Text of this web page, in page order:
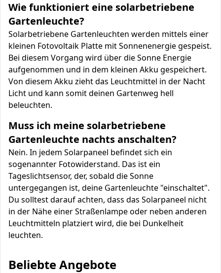
Wie funktioniert eine solarbetriebene
Gartenleuchte?
Solarbetriebene Gartenleuchten werden mittels einer
kleinen Fotovoltaik Platte mit Sonnenenergie gespeist.
Bei diesem Vorgang wird über die Sonne Energie
aufgenommen und in dem kleinen Akku gespeichert.
Von diesem Akku zieht das Leuchtmittel in der Nacht
Licht und kann somit deinen Gartenweg hell
beleuchten.
Muss ich meine solarbetriebene
Gartenleuchte nachts anschalten?
Nein. In jedem Solarpaneel befindet sich ein
sogenannter Fotowiderstand. Das ist ein
Tageslichtsensor, der, sobald die Sonne
untergegangen ist, deine Gartenleuchte "einschaltet".
Du solltest darauf achten, dass das Solarpaneel nicht
in der Nähe einer Straßenlampe oder neben anderen
Leuchtmitteln platziert wird, die bei Dunkelheit
leuchten.
Beliebte Angebote